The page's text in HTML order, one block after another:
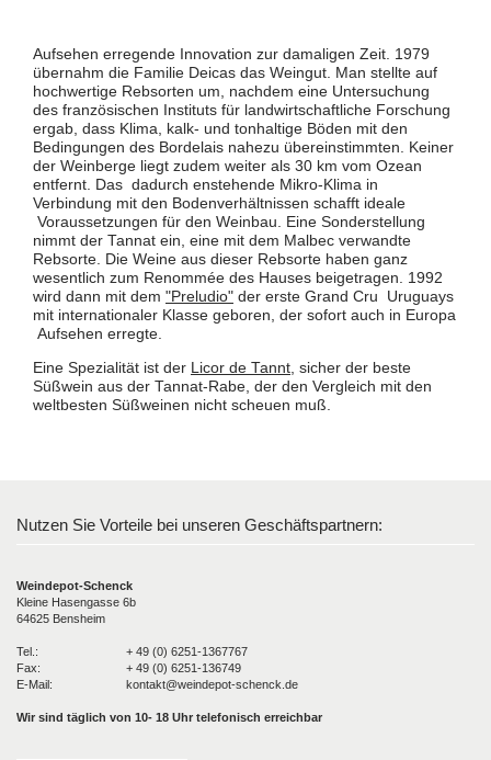
Aufsehen erregende Innovation zur damaligen Zeit. 1979
übernahm die Familie Deicas das Weingut. Man stellte auf
hochwertige Rebsorten um, nachdem eine Untersuchung
des französischen Instituts für landwirtschaftliche Forschung
ergab, dass Klima, kalk- und tonhaltige Böden mit den
Bedingungen des Bordelais nahezu übereinstimmten. Keiner
der Weinberge liegt zudem weiter als 30 km vom Ozean
entfernt. Das dadurch enstehende Mikro-Klima in
Verbindung mit den Bodenverhältnissen schafft ideale
Voraussetzungen für den Weinbau. Eine Sonderstellung
nimmt der Tannat ein, eine mit dem Malbec verwandte
Rebsorte. Die Weine aus dieser Rebsorte haben ganz
wesentlich zum Renommée des Hauses beigetragen. 1992
wird dann mit dem "Preludio" der erste Grand Cru Uruguays
mit internationaler Klasse geboren, der sofort auch in Europa
Aufsehen erregte.
Eine Spezialität ist der Licor de Tannt , sicher der beste
Süßwein aus der Tannat-Rabe, der den Vergleich mit den
weltbesten Süßweinen nicht scheuen muß.
Nutzen Sie Vorteile bei unseren Geschäftspartnern:
Weindepot-Schenck
Kleine Hasengasse 6b
64625 Bensheim
Tel.:
+ 49 (0) 6251-1367767
Fax:
+ 49 (0) 6251-136749
E-Mail:
kontakt@weindepot-schenck.de
Wir sind täglich von 10- 18 Uhr telefonisch erreichbar